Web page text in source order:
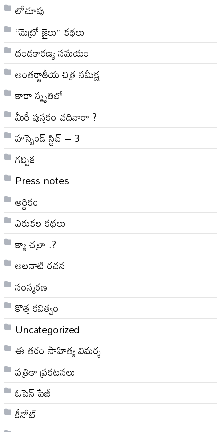
లోచూపు
“మెట్రో జైలు” కథలు
దండకారణ్య సమయం
అంతర్జాతీయ చిత్ర సమీక్ష
కారా స్మృతిలో
మీరీ పుస్తకం చదివారా ?
హస్బెండ్ స్టిచ్ – 3
గల్పిక
Press notes
ఆర్ధికం
ఎరుకల కథలు
క్యా చల్రా .?
అలనాటి రచన
సంస్మరణ
కొత్త కవిత్వం
Uncategorized
ఈ తరం సాహిత్య విమర్శ
పత్రికా ప్రకటనలు
ఓపెన్ పేజీ
కీనోట్